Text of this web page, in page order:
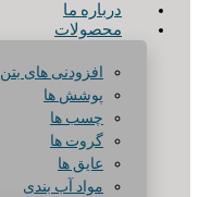
درباره ما
محصولات
افزودنی های بتن
پوشش ها
چسب ها
گروت ها
عایق ها
مواد آب بندی